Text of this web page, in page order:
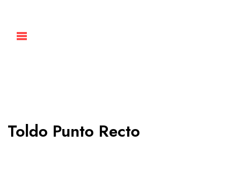
Toldo Punto Recto